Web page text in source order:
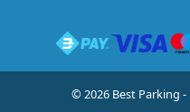
© 2026 Best Parking -